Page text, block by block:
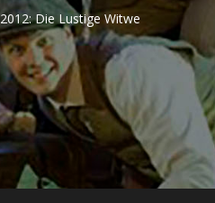
2012: Die Lustige Witwe